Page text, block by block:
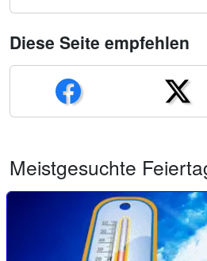
Diese Seite empfehlen
Meistgesuchte